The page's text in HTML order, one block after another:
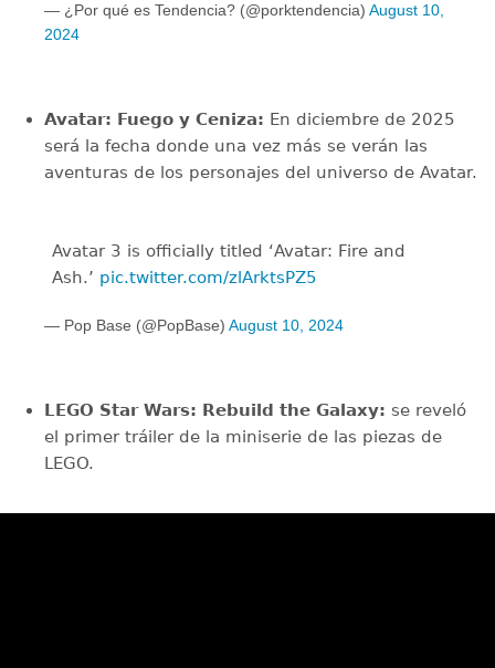
— ¿Por qué es Tendencia? (@porktendencia) August 10,
2024
Avatar: Fuego y Ceniza: En diciembre de 2025
será la fecha donde una vez más se verán las
aventuras de los personajes del universo de Avatar.
Avatar 3 is officially titled ‘Avatar: Fire and
Ash.’ pic.twitter.com/zlArktsPZ5
— Pop Base (@PopBase) August 10, 2024
LEGO Star Wars: Rebuild the Galaxy: se reveló
el primer tráiler de la miniserie de las piezas de
LEGO.